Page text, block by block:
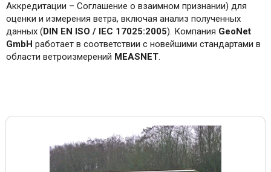
Аккредитации – Соглашение о взаимном признании) для
оценки и измерения ветра, включая анализ полученных
данных (DIN EN ISO / IEC 17025:2005). Компания GeoNet
GmbH работает в соответствии с новейшими стандартами в
области ветроизмерений MEASNET.